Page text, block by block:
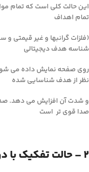
این حالت کلی است که تمام
تمام اهداف
(فلزات گرانبها و غیر قیمتی و
شناسه هدف دیجیتالی
روی صفحه نمایش داده می
نظر از هدف شناسایی شده
و شدت آن افزایش می دهد.
صدا قوی تر است
2 – حالت تفکیک با دو بوق (2 تن)